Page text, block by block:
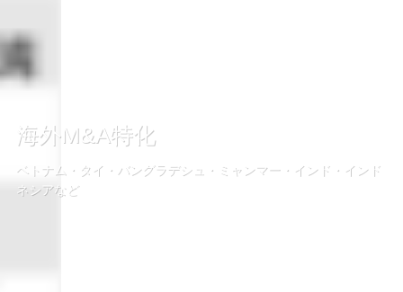
海外M&A特化
ベトナム・タイ・バングラデシュ・ミャンマー・インド・インド
ネシアなど